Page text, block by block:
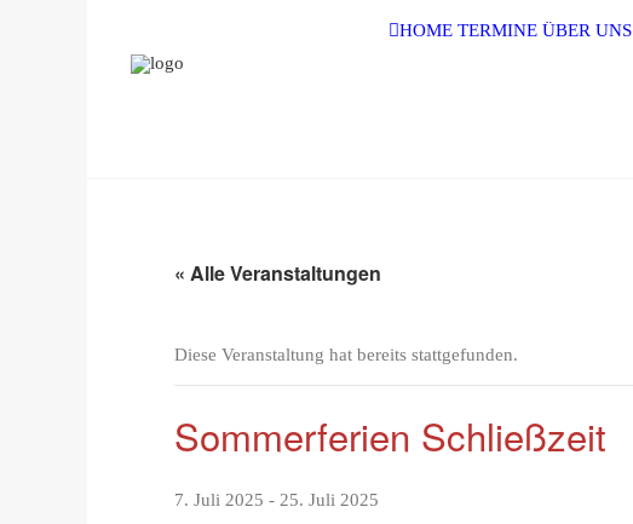
HOME TERMINE ÜBER UNS
« Alle Veranstaltungen
Diese Veranstaltung hat bereits stattgefunden.
Sommerferien Schließzeit
7. Juli 2025 - 25. Juli 2025